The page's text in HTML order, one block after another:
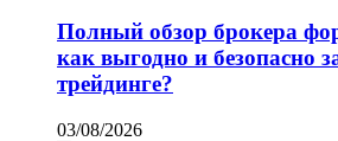
Полный обзор брокера
как выгодно и безопасно
трейдинге?
03/08/2026